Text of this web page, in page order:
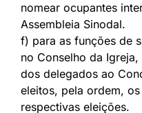
nomear ocupantes
Assembleia Sinodal.
f) para as funções de
no Conselho da
dos delegados ao
eleitos, pela ordem,
respectivas eleições.